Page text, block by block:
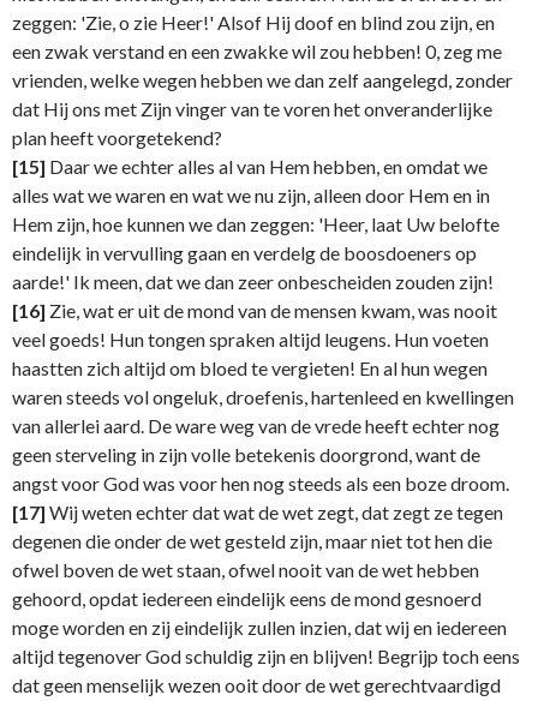
zeggen: 'Zie, o zie Heer!' Alsof Hij doof en blind zou zijn, en
een zwak verstand en een zwakke wil zou hebben! 0, zeg me
vrienden, welke wegen hebben we dan zelf aangelegd, zonder
dat Hij ons met Zijn vinger van te voren het onveranderlijke
plan heeft voorgetekend?
[15] Daar we echter alles al van Hem hebben, en omdat we
alles wat we waren en wat we nu zijn, alleen door Hem en in
Hem zijn, hoe kunnen we dan zeggen: 'Heer, laat Uw belofte
eindelijk in vervulling gaan en verdelg de boosdoeners op
aarde!' Ik meen, dat we dan zeer onbescheiden zouden zijn!
[16] Zie, wat er uit de mond van de mensen kwam, was nooit
veel goeds! Hun tongen spraken altijd leugens. Hun voeten
haastten zich altijd om bloed te vergieten! En al hun wegen
waren steeds vol ongeluk, droefenis, hartenleed en kwellingen
van allerlei aard. De ware weg van de vrede heeft echter nog
geen sterveling in zijn volle betekenis doorgrond, want de
angst voor God was voor hen nog steeds als een boze droom.
[17] Wij weten echter dat wat de wet zegt, dat zegt ze tegen
degenen die onder de wet gesteld zijn, maar niet tot hen die
ofwel boven de wet staan, ofwel nooit van de wet hebben
gehoord, opdat iedereen eindelijk eens de mond gesnoerd
moge worden en zij eindelijk zullen inzien, dat wij en iedereen
altijd tegenover God schuldig zijn en blijven! Begrijp toch eens
dat geen menselijk wezen ooit door de wet gerechtvaardigd